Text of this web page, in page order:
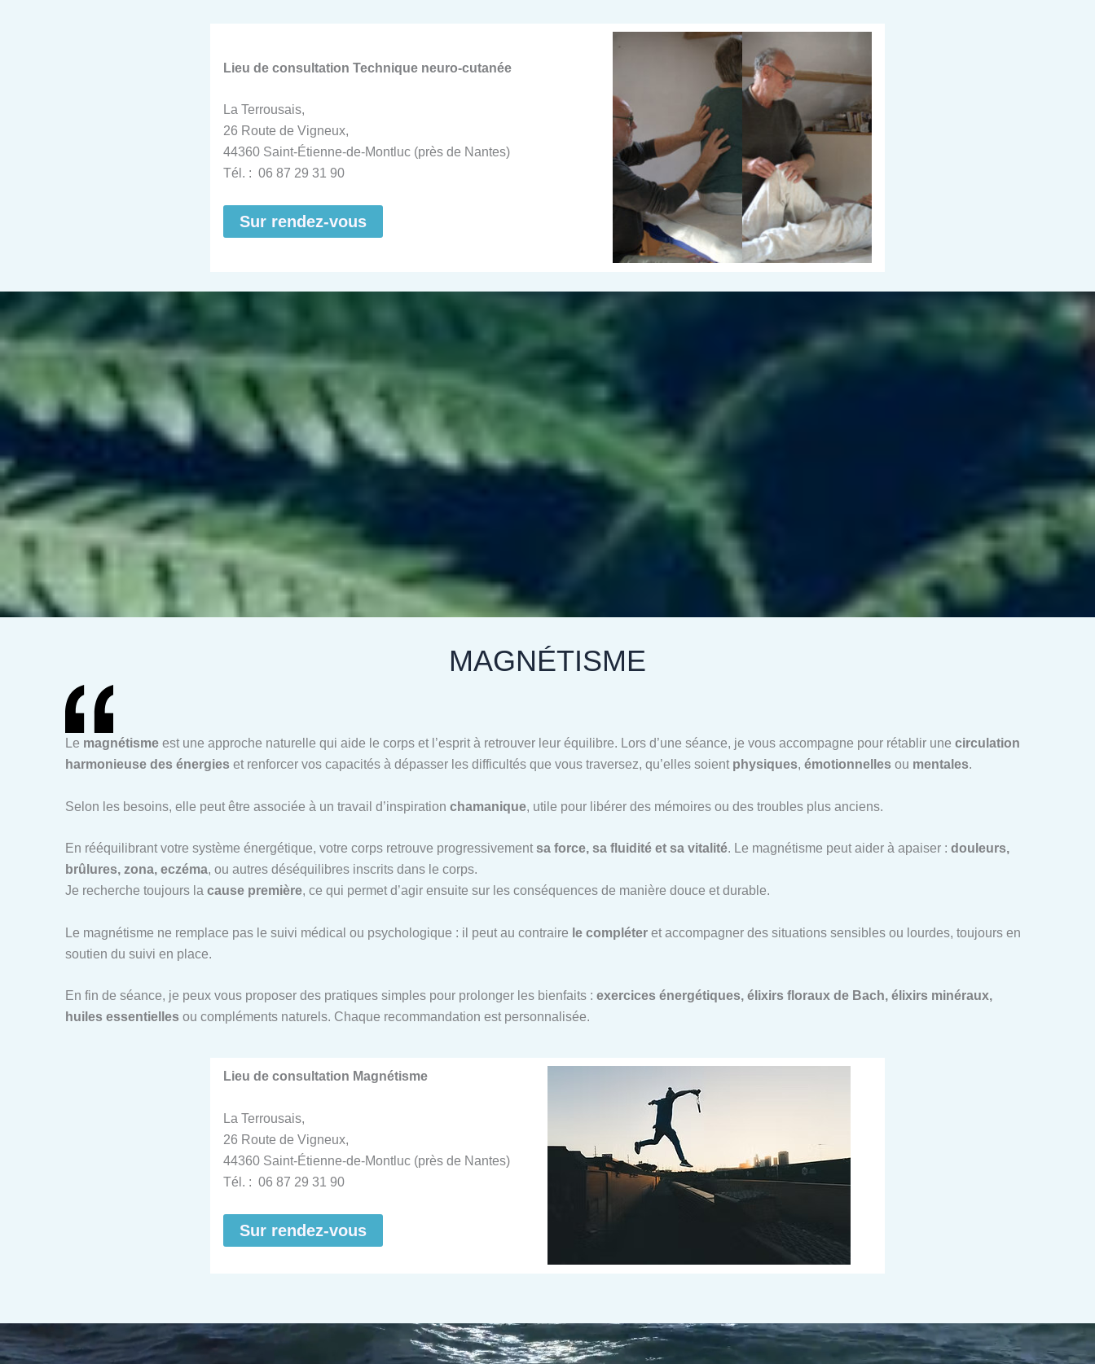
Lieu de consultation Technique neuro-cutanée
La Terrousais,
26 Route de Vigneux,
44360 Saint-Étienne-de-Montluc (près de Nantes)
Tél. : 06 87 29 31 90
Sur rendez-vous
MAGNÉTISME
Le magnétisme est une approche naturelle qui aide le corps et l’esprit à retrouver leur équilibre. Lors d’une séance, je vous accompagne pour rétablir une circulation
harmonieuse des énergies et renforcer vos capacités à dépasser les difficultés que vous traversez, qu’elles soient physiques, émotionnelles ou mentales.
Selon les besoins, elle peut être associée à un travail d’inspiration chamanique, utile pour libérer des mémoires ou des troubles plus anciens.
En rééquilibrant votre système énergétique, votre corps retrouve progressivement sa force, sa fluidité et sa vitalité. Le magnétisme peut aider à apaiser : douleurs,
brûlures, zona, eczéma, ou autres déséquilibres inscrits dans le corps.
Je recherche toujours la cause première, ce qui permet d’agir ensuite sur les conséquences de manière douce et durable.
Le magnétisme ne remplace pas le suivi médical ou psychologique : il peut au contraire le compléter et accompagner des situations sensibles ou lourdes, toujours en
soutien du suivi en place.
En fin de séance, je peux vous proposer des pratiques simples pour prolonger les bienfaits : exercices énergétiques, élixirs floraux de Bach, élixirs minéraux,
huiles essentielles ou compléments naturels. Chaque recommandation est personnalisée.
Lieu de consultation Magnétisme
La Terrousais,
26 Route de Vigneux,
44360 Saint-Étienne-de-Montluc (près de Nantes)
Tél. : 06 87 29 31 90
Sur rendez-vous